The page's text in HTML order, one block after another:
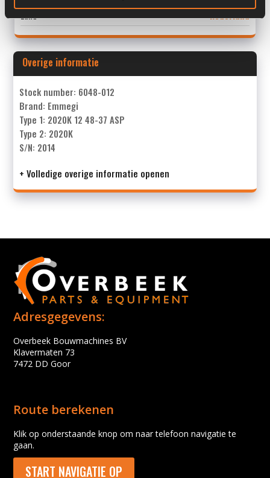
Land:
Nederland
Overige informatie
Stock number: 6048-012
Brand: Emmegi
Type 1: 2020K 12 48-37 ASP
Type 2: 2020K
S/N: 2014
+ Volledige overige informatie openen
Adresgegevens:
Overbeek Bouwmachines BV
Klavermaten 73
7472 DD Goor
Route berekenen
Klik op onderstaande knop om naar telefoon navigatie te
gaan.
START NAVIGATIE OP